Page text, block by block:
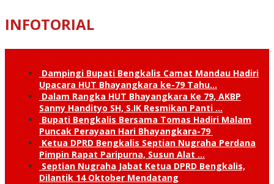
INFOTORIAL
Dampingi Bupati Bengkalis Camat Mandau Hadiri
Upacara HUT Bhayangkara ke-79 Tahu…
Dalam Rangka HUT Bhayangkara Ke 79, AKBP
Sanny Handityo SH, S.IK Resmikan Panti …
Bupati Bengkalis Bersama Tomas Hadiri Malam
Puncak Perayaan Hari Bhayangkara-79
Ketua DPRD Bengkalis Septian Nugraha Perdana
Pimpin Rapat Paripurna, Susun Alat …
Septian Nugraha Jabat Ketua DPRD Bengkalis,
Dilantik 14 Oktober Mendatang